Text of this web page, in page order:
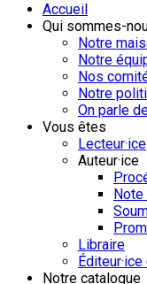
Accueil
Qui sommes-
Notre
Notre
Nos
Notre
On parle
Vous êtes
Lecteur·ice
Auteur·ice
Note
Libraire
Notre catalogue